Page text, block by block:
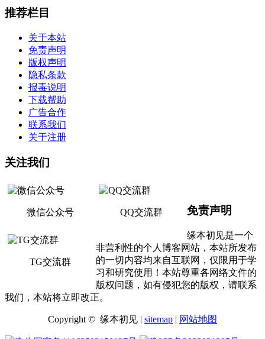
推荐栏目
关于本站
免责声明
版权声明
隐私条款
报毒说明
下载帮助
广告合作
联系我们
关于注册
关注我们
微信公众号 QQ交流群
TG交流群
免责声明
缘本初见是一个
非营利性的个人博客网站，本站所发布
的一切内容均来自互联网，仅限用于学
习和研究使用！本站尊重各网络文件的
版权问题，如有侵犯您的版权，请联系
我们，本站将立即改正。
Copyright © 缘本初见 | sitemap | 网站地图